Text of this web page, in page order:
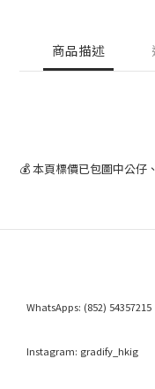
商品描述
💰 本頁標價已包圖中公仔
WhatsApps: (852) 54357215
Instagram: gradify_hkig